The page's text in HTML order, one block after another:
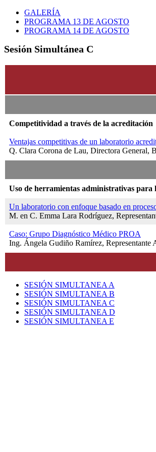
GALERÍA
PROGRAMA 13 DE AGOSTO
PROGRAMA 14 DE AGOSTO
Sesión Simultánea C
Competitividad a través de la acreditación
Ventajas competitivas de un laboratorio
Q. Clara Corona de Lau, Directora General,
Uso de herramientas administrativas para
Un laboratorio con enfoque basado en
M. en C. Emma Lara Rodríguez,
Caso: Grupo Diagnóstico Médico PROA
Ing. Ángela Gudiño Ramírez,
SESIÓN SIMULTANEA A
SESIÓN SIMULTANEA B
SESIÓN SIMULTANEA C
SESIÓN SIMULTANEA D
SESIÓN SIMULTANEA E